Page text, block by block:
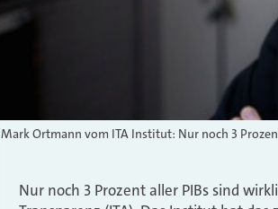
Mark Ortmann vom ITA Institut: Nur noch 3
Nur noch 3 Prozent aller PIBs sind